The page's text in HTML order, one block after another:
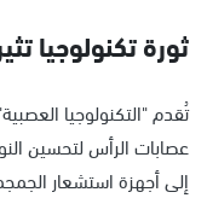
ثورة تكنولوجيا
تُقدم "التكنولوجيا
عصابات الرأس لتحسين
إلى أجهزة استشعار